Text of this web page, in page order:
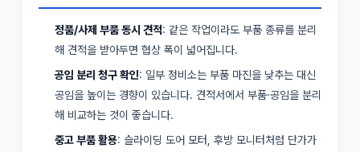
정품/사제 부품 동시 견적: 같은 작업이라도 부품 종류를 분리
해 견적을 받아두면 협상 폭이 넓어집니다.
공임 분리 청구 확인: 일부 정비소는 부품 마진을 낮추는 대신
공임을 높이는 경향이 있습니다. 견적서에서 부품·공임을 분리
해 비교하는 것이 좋습니다.
중고 부품 활용: 슬라이딩 도어 모터, 후방 모니터처럼 단가가